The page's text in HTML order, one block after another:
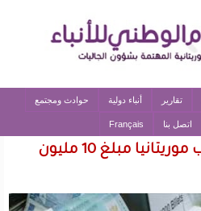
تقارير أنباء دولية حوادث ومجتمع
اتصل بنا Français
عصابة تحايل دولي تسلب موريتانيا مبلغ 10 مليون